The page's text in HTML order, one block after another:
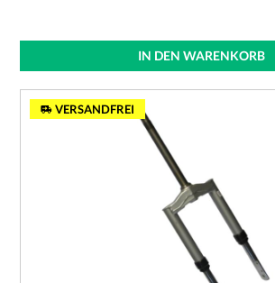
IN DEN WARENKORB
VERSANDFREI